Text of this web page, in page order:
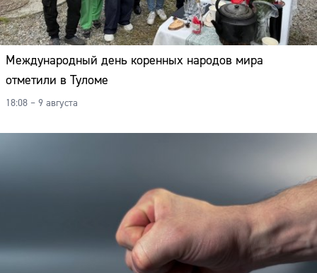
Международный день коренных народов мира
отметили в Туломе
18:08 – 9 августа